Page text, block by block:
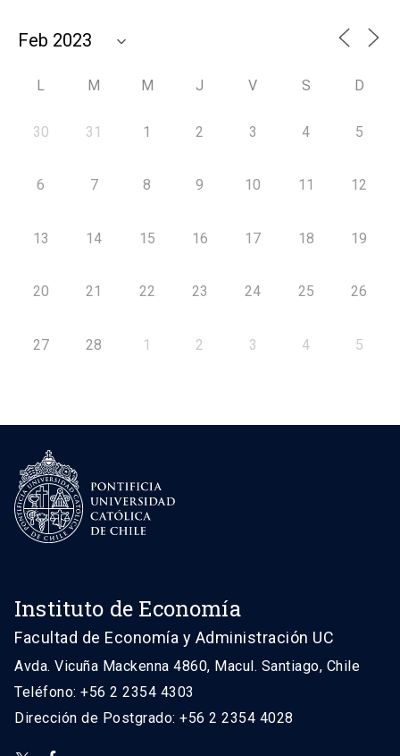
L M M J V S D
30 31 1 2 3 4 5
6 7 8 9 10 11 12
13 14 15 16 17 18 19
20 21 22 23 24 25 26
27 28 1 2 3 4 5
Instituto de Economía
Facultad de Economía y Administración UC
Avda. Vicuña Mackenna 4860, Macul. Santiago, Chile
Teléfono: +56 2 2354 4303
Dirección de Postgrado: +56 2 2354 4028